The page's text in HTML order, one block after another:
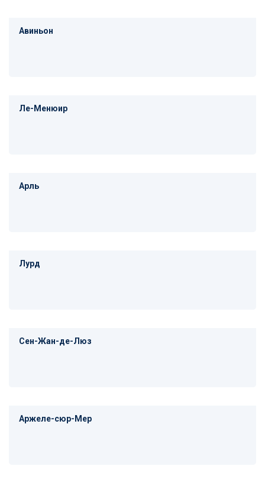
Авиньон
Ле-Менюир
Арль
Лурд
Сен-Жан-де-Люз
Аржеле-сюр-Мер